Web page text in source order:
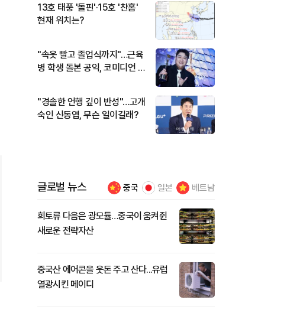
13호 태풍 '돌핀'·15호 '찬홈'
현재 위치는?
"속옷 빨고 졸업식까지"…근육
병 학생 돌본 공익, 코미디언 김
"경솔한 언행 깊이 반성"…고개
숙인 신동엽, 무슨 일이길래?
글로벌 뉴스 중국 일본 베트남
희토류 다음은 광모듈…중국이 움켜쥔
새로운 전략자산
중국산 에어콘을 웃돈 주고 산다...유럽
열광시킨 메이디